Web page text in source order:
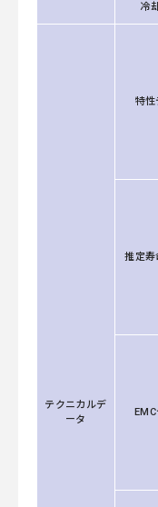
冷
テクニカルデ
ータ
特性
推定寿